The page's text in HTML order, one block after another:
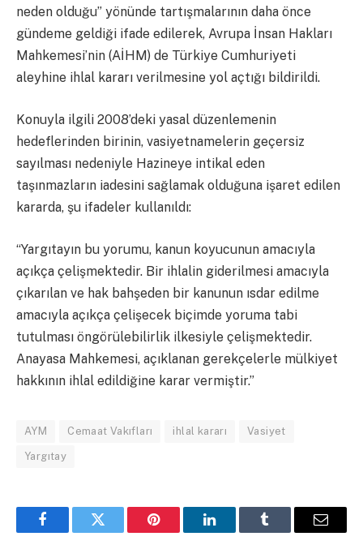
neden olduğu” yönünde tartışmalarının daha önce
gündeme geldiği ifade edilerek, Avrupa İnsan Hakları
Mahkemesi’nin (AİHM) de Türkiye Cumhuriyeti
aleyhine ihlal kararı verilmesine yol açtığı bildirildi.
Konuyla ilgili 2008’deki yasal düzenlemenin
hedeflerinden birinin, vasiyetnamelerin geçersiz
sayılması nedeniyle Hazineye intikal eden
taşınmazların iadesini sağlamak olduğuna işaret edilen
kararda, şu ifadeler kullanıldı:
“Yargıtayın bu yorumu, kanun koyucunun amacıyla
açıkça çelişmektedir. Bir ihlalin giderilmesi amacıyla
çıkarılan ve hak bahşeden bir kanunun ısdar edilme
amacıyla açıkça çelişecek biçimde yoruma tabi
tutulması öngörülebilirlik ilkesiyle çelişmektedir.
Anayasa Mahkemesi, açıklanan gerekçelerle mülkiyet
hakkının ihlal edildiğine karar vermiştir.”
AYM Cemaat Vakıfları ihlal kararı Vasiyet
Yargıtay
FacebookTwitter Pinterest LinkedInTumblr Email